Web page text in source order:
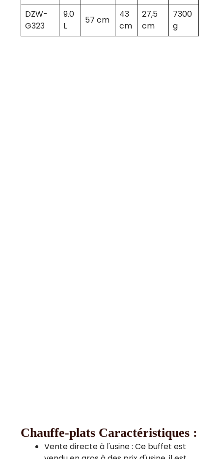
DZW-
G323
9.0
L
57 cm
43
cm
27,5
cm
7300
g
Chauffe-plats Caractéristiques :
Vente directe à l'usine : Ce buffet est